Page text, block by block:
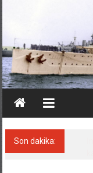
Son dakika: